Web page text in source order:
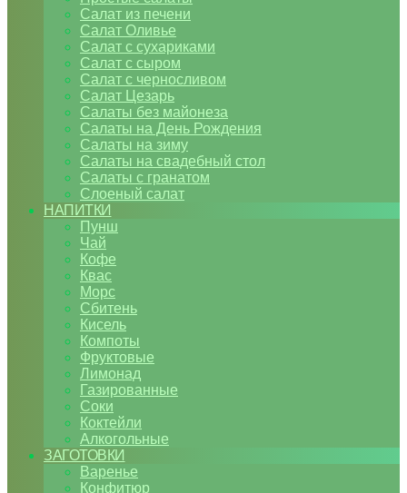
Салат из печени
Салат Оливье
Салат с сухариками
Салат с сыром
Салат с черносливом
Салат Цезарь
Салаты без майонеза
Салаты на День Рождения
Салаты на зиму
Салаты на свадебный стол
Салаты с гранатом
Слоеный салат
НАПИТКИ
Пунш
Чай
Кофе
Квас
Морс
Сбитень
Кисель
Компоты
Фруктовые
Лимонад
Газированные
Соки
Коктейли
Алкогольные
ЗАГОТОВКИ
Варенье
Конфитюр